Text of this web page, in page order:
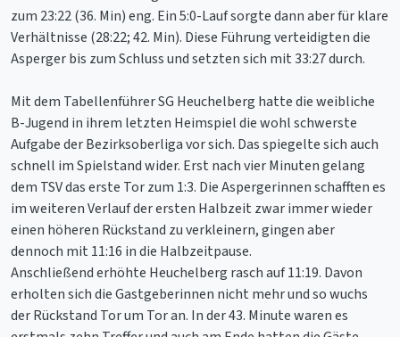
zum 23:22 (36. Min) eng. Ein 5:0-Lauf sorgte dann aber für klare
Verhältnisse (28:22; 42. Min). Diese Führung verteidigten die
Asperger bis zum Schluss und setzten sich mit 33:27 durch.
Mit dem Tabellenführer SG Heuchelberg hatte die weibliche
B-Jugend in ihrem letzten Heimspiel die wohl schwerste
Aufgabe der Bezirksoberliga vor sich. Das spiegelte sich auch
schnell im Spielstand wider. Erst nach vier Minuten gelang
dem TSV das erste Tor zum 1:3. Die Aspergerinnen schafften es
im weiteren Verlauf der ersten Halbzeit zwar immer wieder
einen höheren Rückstand zu verkleinern, gingen aber
dennoch mit 11:16 in die Halbzeitpause.
Anschließend erhöhte Heuchelberg rasch auf 11:19. Davon
erholten sich die Gastgeberinnen nicht mehr und so wuchs
der Rückstand Tor um Tor an. In der 43. Minute waren es